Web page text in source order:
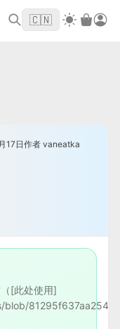
WELCOME2026
首单立
🇨🇳
17日作者 vaneatka
[此处使用]
blob/